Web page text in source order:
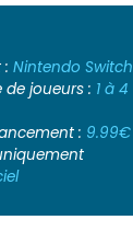
Nintendo Switch
de joueurs : 1 à 4
: 9.99€